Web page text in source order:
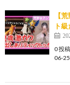
【
ト
0 投
06-